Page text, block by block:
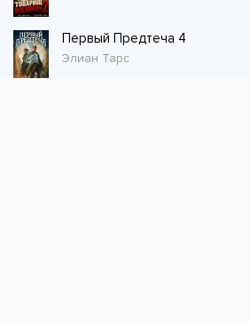
Первый Предтеча 4
Элиан Тарс